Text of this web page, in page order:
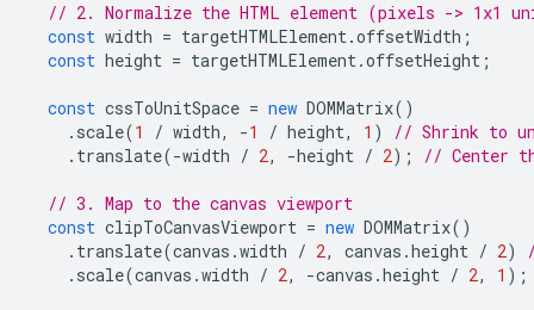
// 2. Normalize the HTML element (pixels -> 1x1
const width = targetHTMLElement.offsetWidth ;
const height = targetHTMLElement.offsetHeight ;
const cssToUnitSpace = new DOMMatrix()
. scale(1 / width, -1 / height, 1 )
// Shrink to
. translate(-width / 2, -height / 2); // Center
// 3. Map to the canvas viewport
const clipToCanvasViewport = new DOMMatrix()
. translate(canvas .width / 2, canvas .height / 2)
. scale(canvas .width / 2, -canvas .height / 2, 1 );